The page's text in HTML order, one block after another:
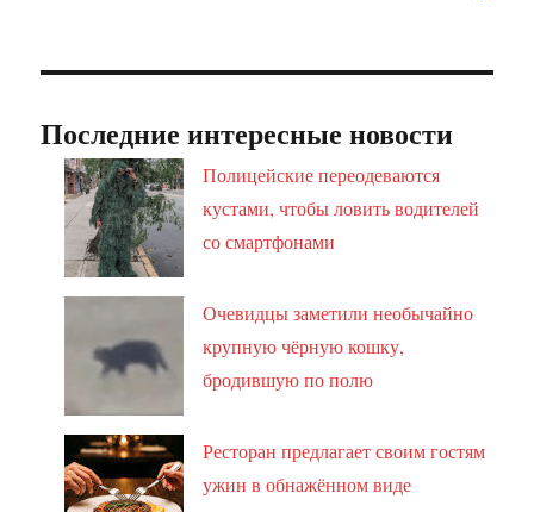
Последние интересные новости
Полицейские переодеваются
кустами, чтобы ловить водителей
со смартфонами
Очевидцы заметили необычайно
крупную чёрную кошку,
бродившую по полю
Ресторан предлагает своим гостям
ужин в обнажённом виде